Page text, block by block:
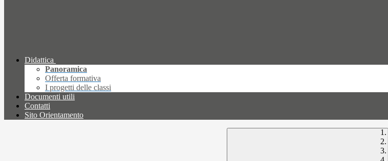
Didattica
Panoramica
Offerta formativa
I progetti delle classi
Documenti utili
Contatti
Sito Orientamento